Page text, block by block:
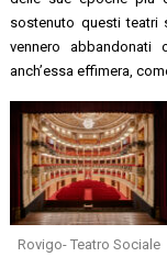
sostenuto questi
vennero abbandonati
anch’essa effimera,
Rovigo- Teatro Sociale